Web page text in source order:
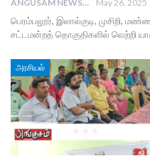
ANGUSAM NEWS May 26, 2025
பெரம்பலூர், இலால்குடி, முசிறி,
சட்டமன்றத் தொகுதிகளில் வெற்றி
அரசியல்